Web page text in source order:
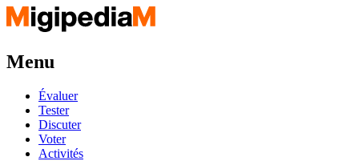
Menu
Évaluer
Tester
Discuter
Voter
Activités